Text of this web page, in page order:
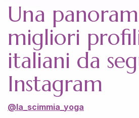
Una
migliori
italiani da
Instagram
@la_scimmia_yoga